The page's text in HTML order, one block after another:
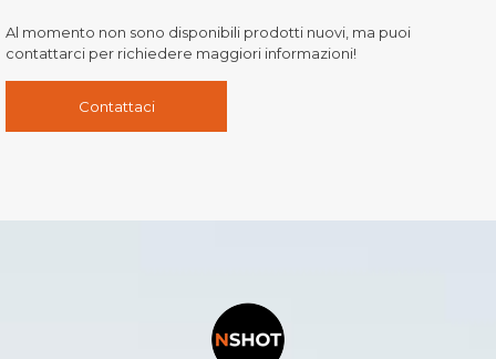
Al momento non sono disponibili prodotti nuovi, ma puoi
contattarci per richiedere maggiori informazioni!
Contattaci